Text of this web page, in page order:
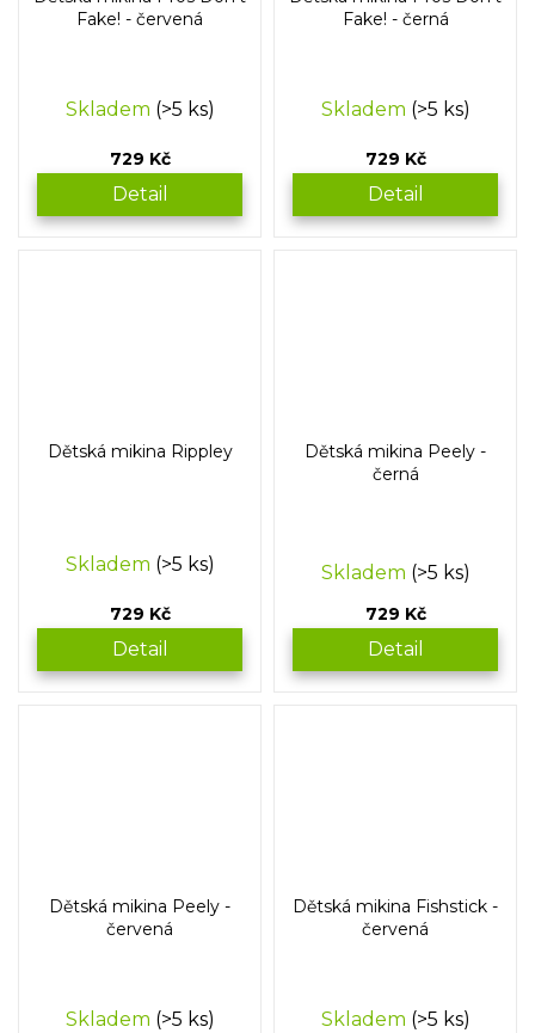
Fake! - červená
Skladem (>5 ks)
729 Kč
Detail
Fake! - černá
Skladem (>5 ks)
729 Kč
Detail
Dětská mikina Rippley
Skladem (>5 ks)
729 Kč
Detail
Dětská mikina Peely -
černá
hodnocení
Skladem (>5 ks)
729 Kč
Detail
Dětská mikina Peely -
červená
Skladem (>5 ks)
Dětská mikina Fishstick -
červená
Skladem (>5 ks)